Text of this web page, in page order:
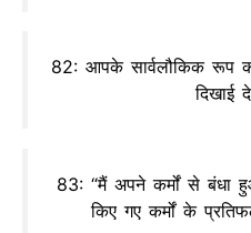
82: आपके सार्वलौकिक रूप
दिखाई
83: “मैं अपने कर्मों से बंधा
किए गए कर्मों के